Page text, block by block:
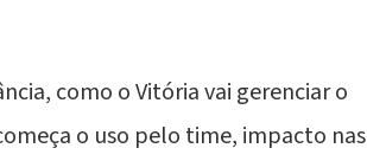
como o Vitória vai gerenciar o
o uso pelo time, impacto nas